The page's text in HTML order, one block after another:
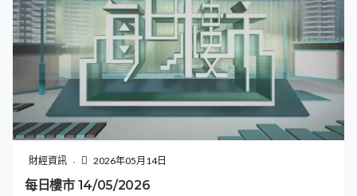
財經資訊 2026年05月14日
每日樓市 14/05/2026